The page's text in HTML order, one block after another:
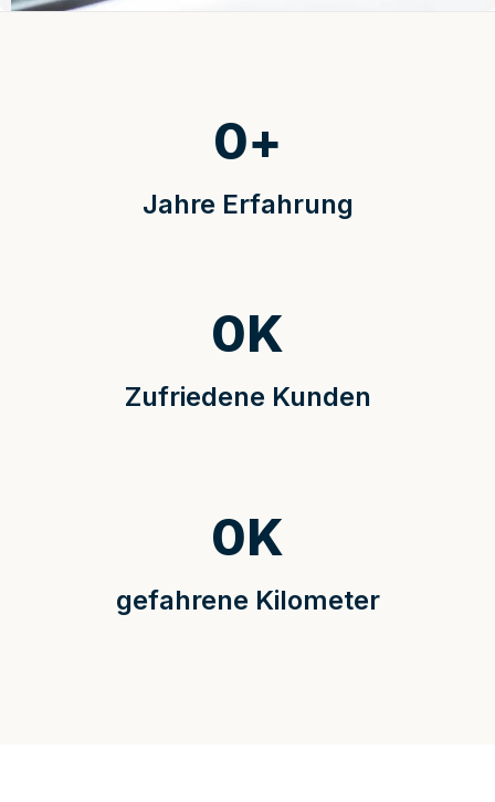
Jahre Erfahrung
0+
Zufriedene Kunden
0K
gefahrene Kilometer
0K